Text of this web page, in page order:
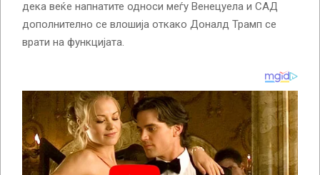
дека веќе напнатите односи меѓу Венецуела и САД
дополнително се влошија откако Доналд Трамп се
врати на функцијата.